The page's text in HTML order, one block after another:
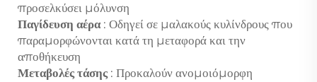
προσελκύσει μόλυνση
Παγίδευση αέρα : Οδηγεί σε μαλακούς κυλίνδρους που
παραμορφώνονται κατά τη μεταφορά και την
αποθήκευση
Μεταβολές τάσης : Προκαλούν ανομοιόμορφη